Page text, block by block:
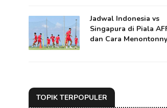
Jadwal Indonesia vs
Singapura di Piala
dan Cara
TOPIK TERPOPULER